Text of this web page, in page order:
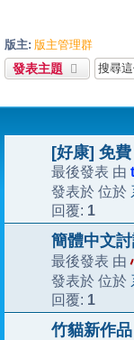
版主: 版主管理群
發表主題
[好康] 免
最後發表 由
發表於 位於
回覆: 1
簡體中文
最後發表 由
發表於 位於
回覆: 1
竹貓新作